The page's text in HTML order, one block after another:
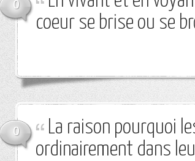
0
coeur se brise ou se
0
La raison pourquoi
ordinairement dans